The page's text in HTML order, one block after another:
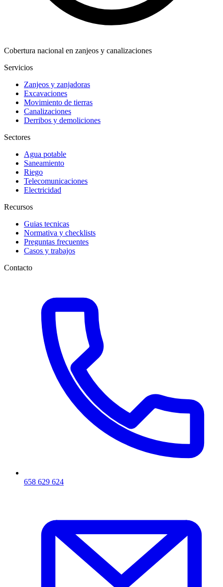
Cobertura nacional en zanjeos y canalizaciones
Servicios
Zanjeos y zanjadoras
Excavaciones
Movimiento de tierras
Canalizaciones
Derribos y demoliciones
Sectores
Agua potable
Saneamiento
Riego
Telecomunicaciones
Electricidad
Recursos
Guias tecnicas
Normativa y checklists
Preguntas frecuentes
Casos y trabajos
Contacto
658 629 624